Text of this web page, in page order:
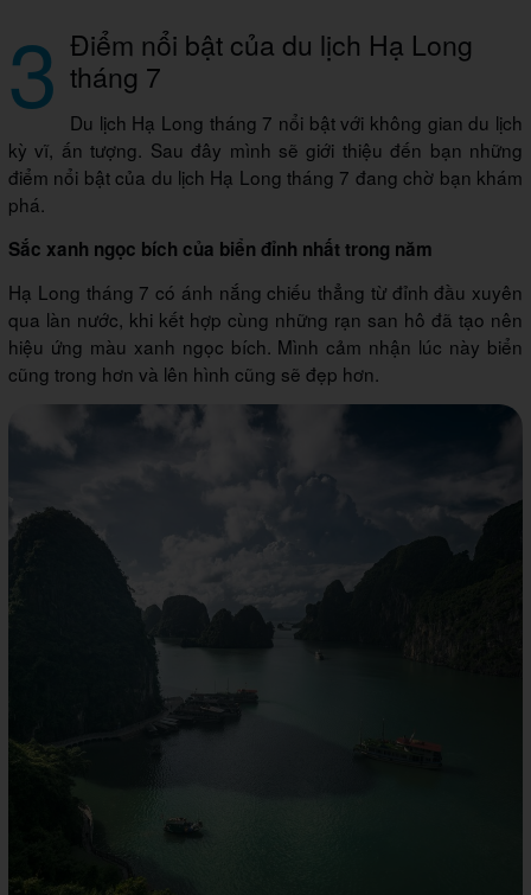
3 Điểm nổi bật của du lịch Hạ Long
tháng 7
Du lịch Hạ Long tháng 7 nổi bật với không gian du lịch
kỳ vĩ, ấn tượng. Sau đây mình sẽ giới thiệu đến bạn những
điểm nổi bật của du lịch Hạ Long tháng 7 đang chờ bạn khám
phá.
Sắc xanh ngọc bích của biển đỉnh nhất trong năm
Hạ Long tháng 7 có ánh nắng chiếu thẳng từ đỉnh đầu xuyên
qua làn nước, khi kết hợp cùng những rạn san hô đã tạo nên
hiệu ứng màu xanh ngọc bích. Mình cảm nhận lúc này biển
cũng trong hơn và lên hình cũng sẽ đẹp hơn.